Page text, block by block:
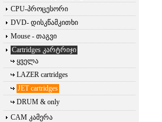
CPU-პროცესორი
DVD- დისკწამკითხი
Mouse - თაგვი
Cartridges კარტრიჯი
ყველა
LAZER cartridges
JET cartridges
DRUM & only
CAM კამერა